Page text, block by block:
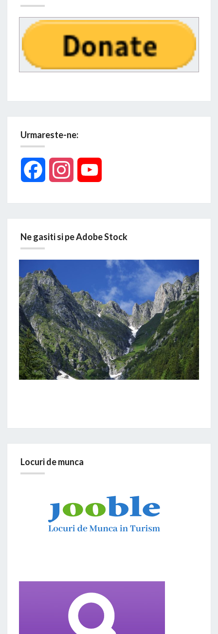
Urmareste-ne:
Facebook Instagram
Ne gasiti si pe Adobe Stock
Locuri de munca